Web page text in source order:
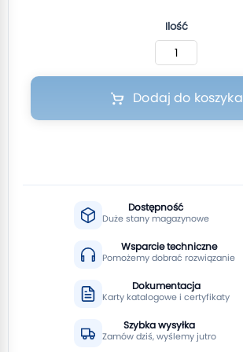
Ilość
Dodaj do koszyka
Dostępność
Duże stany magazynowe
Wsparcie techniczne
Pomożemy dobrać rozwiązanie
Dokumentacja
Karty katalogowe i certyfikaty
Szybka wysyłka
Zamów dziś, wyślemy jutro